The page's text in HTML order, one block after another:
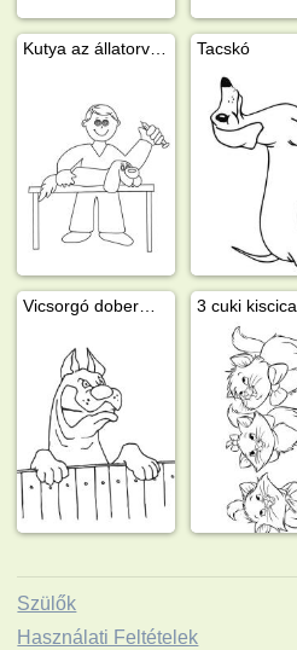
Tacskó
3 cuki kiscica
Szülők
Használati Feltételek